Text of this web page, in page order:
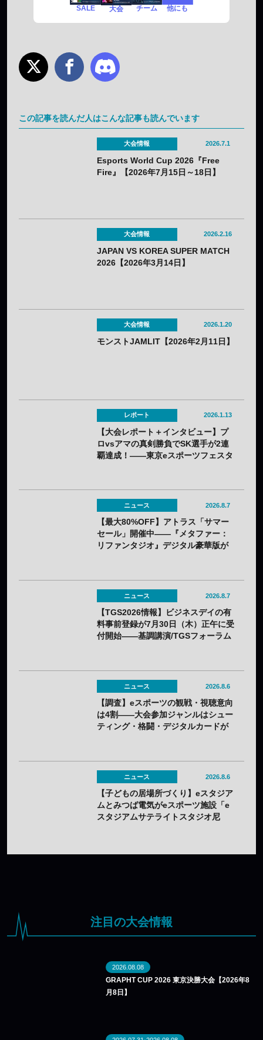
SALE 大会 チーム 他にも
この記事を読んだ人はこんな記事も読んでいます
大会情報 2026.7.1
Esports World Cup 2026『Free
Fire』【2026年7月15日～18日】
大会情報 2026.2.16
JAPAN VS KOREA SUPER MATCH
2026【2026年3月14日】
大会情報 2026.1.20
モンストJAMLIT【2026年2月11日】
レポート 2026.1.13
【大会レポート＋インタビュー】プ
ロvsアマの真剣勝負でSK選手が2連
覇達成！——東京eスポーツフェスタ
ニュース 2026.8.7
【最大80%OFF】アトラス「サマー
セール」開催中——『メタファー：
リファンタジオ』デジタル豪華版が
ニュース 2026.8.7
【TGS2026情報】ビジネスデイの有
料事前登録が7月30日（木）正午に受
付開始——基調講演/TGSフォーラム
ニュース 2026.8.6
【調査】eスポーツの観戦・視聴意向
は4割——大会参加ジャンルはシュー
ティング・格闘・デジタルカードが
ニュース 2026.8.6
【子どもの居場所づくり】eスタジア
ムとみつば電気がeスポーツ施設「e
スタジアムサテライトスタジオ尼
注目の大会情報
2026.08.08
GRAPHT CUP 2026 東京決勝大会【2026年8
月8日】